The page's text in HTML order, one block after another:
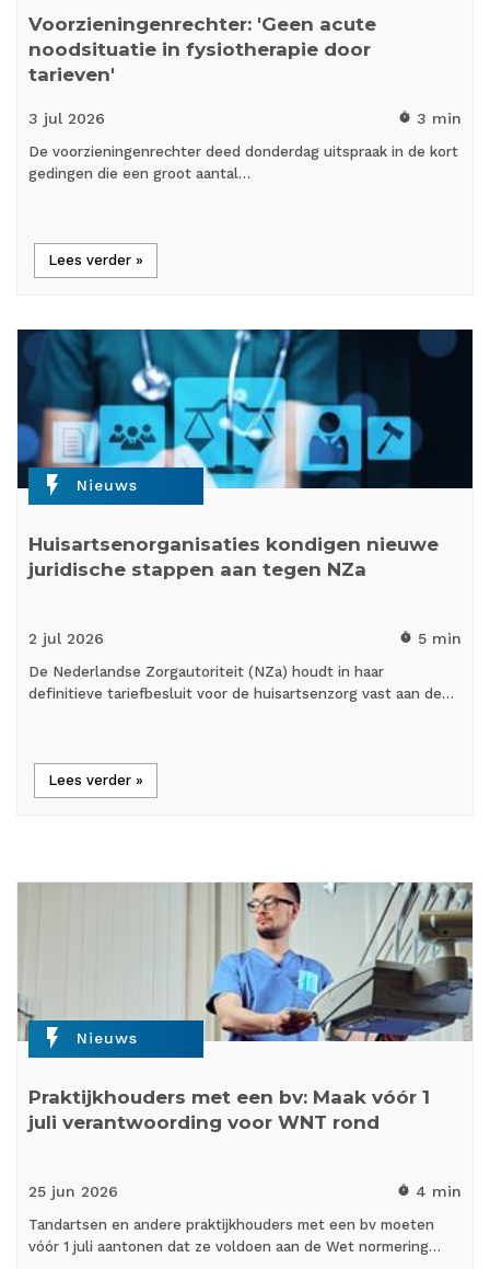
Voorzieningenrechter: 'Geen acute
noodsituatie in fysiotherapie door
tarieven'
3 jul 2026 timer 3 min
De voorzieningenrechter deed donderdag uitspraak in de kort
gedingen die een groot aantal…
Lees verder »
flash_on Nieuws
Huisartsenorganisaties kondigen nieuwe
juridische stappen aan tegen NZa
2 jul 2026 timer 5 min
De Nederlandse Zorgautoriteit (NZa) houdt in haar
definitieve tariefbesluit voor de huisartsenzorg vast aan de…
Lees verder »
flash_on Nieuws
Praktijkhouders met een bv: Maak vóór 1
juli verantwoording voor WNT rond
25 jun 2026 timer 4 min
Tandartsen en andere praktijkhouders met een bv moeten
vóór 1 juli aantonen dat ze voldoen aan de Wet normering…